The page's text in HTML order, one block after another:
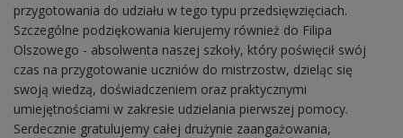
przygotowania do udziału w tego typu przedsięwzięciach.
Szczególne podziękowania kierujemy również do Filipa
Olszowego - absolwenta naszej szkoły, który poświęcił swój
czas na przygotowanie uczniów do mistrzostw, dzieląc się
swoją wiedzą, doświadczeniem oraz praktycznymi
umiejętnościami w zakresie udzielania pierwszej pomocy.
Serdecznie gratulujemy całej drużynie zaangażowania,